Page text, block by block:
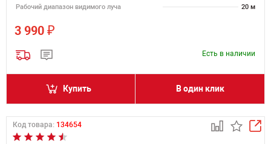
Рабочий диапазон видимого луча
20 м
3 990 ₽
Есть в наличии
Купить В один клик
Код товара: 134654